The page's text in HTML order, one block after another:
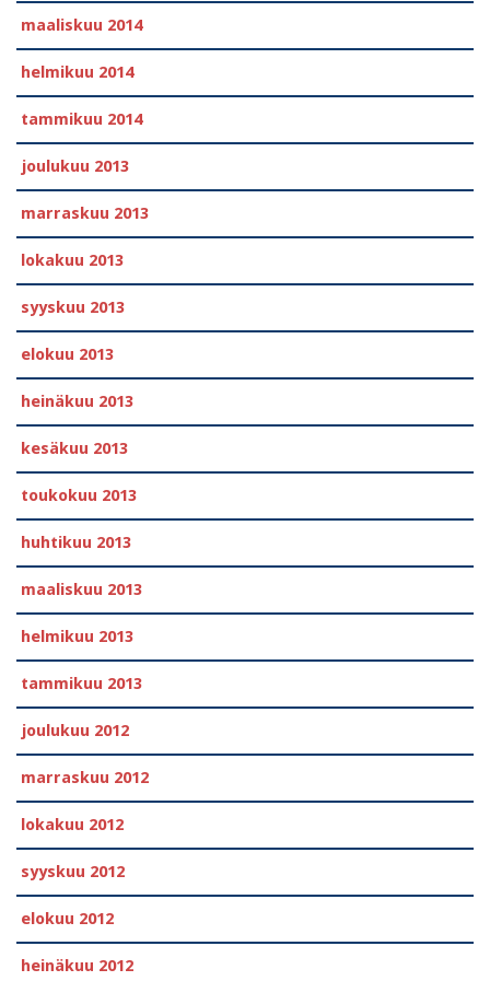
maaliskuu 2014
helmikuu 2014
tammikuu 2014
joulukuu 2013
marraskuu 2013
lokakuu 2013
syyskuu 2013
elokuu 2013
heinäkuu 2013
kesäkuu 2013
toukokuu 2013
huhtikuu 2013
maaliskuu 2013
helmikuu 2013
tammikuu 2013
joulukuu 2012
marraskuu 2012
lokakuu 2012
syyskuu 2012
elokuu 2012
heinäkuu 2012